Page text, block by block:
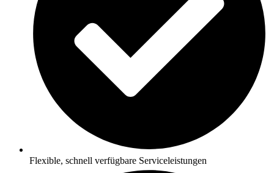
Flexible, schnell verfügbare Serviceleistungen